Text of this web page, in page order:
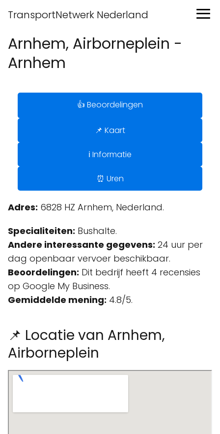
TransportNetwerk Nederland
Arnhem, Airborneplein -
Arnhem
👍 Beoordelingen
📌 Kaart
ℹ️ Informatie
⏰ Uren
Adres: 6828 HZ Arnhem, Nederland.
Specialiteiten: Bushalte.
Andere interessante gegevens: 24 uur per
dag openbaar vervoer beschikbaar.
Beoordelingen: Dit bedrijf heeft 4 recensies
op Google My Business.
Gemiddelde mening: 4.8/5.
📌 Locatie van Arnhem,
Airborneplein